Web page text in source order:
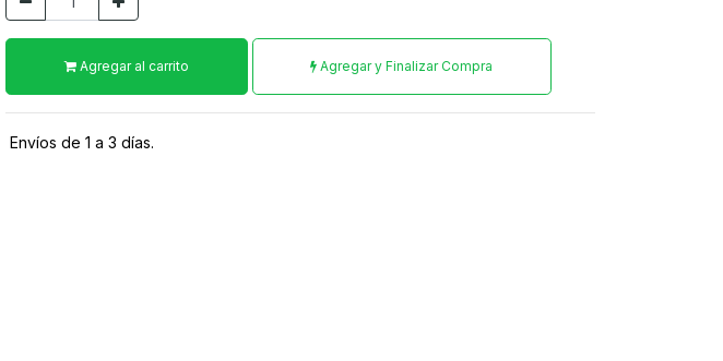
Agregar al carrito Agregar y Finalizar Compra
Envíos de 1 a 3 días.